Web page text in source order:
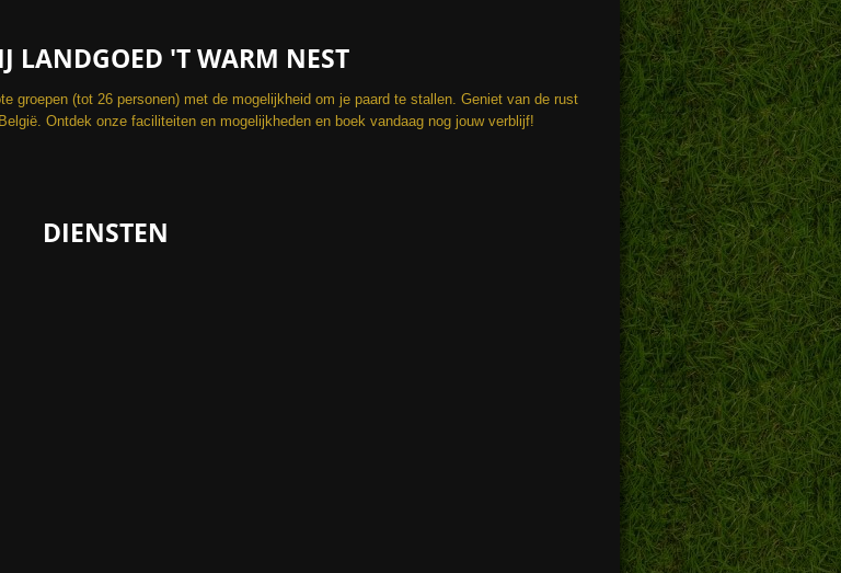
LANDGOED 'T WARM NEST
groepen (tot 26 personen) met de mogelijkheid om je paard te stallen. Geniet van de rust
Ontdek onze faciliteiten en mogelijkheden en boek vandaag nog jouw verblijf!
DIENSTEN